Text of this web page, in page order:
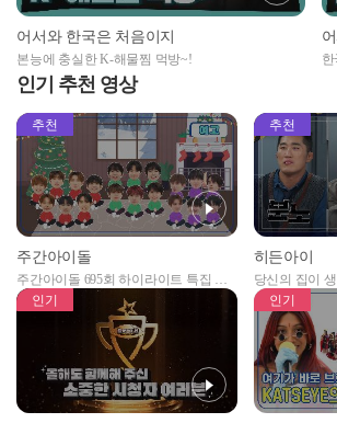
어서와 한국은 처음이지
본능에 충실한 K-해물찜 먹방~!
인기 추천 영상
추천
주간아이돌
주간아이돌 695회 하이라이트 특집 남
자아이돌편 예고
추천
히든아이
당신의 집이
못한 곳에서
인기 인기